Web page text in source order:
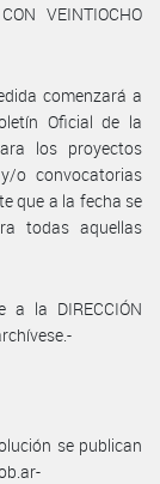
VEINTIOCHO
comenzará a
Oficial de la
los proyectos
o convocatorias
que a la fecha se
todas aquellas
a la DIRECCIÓN
se publican